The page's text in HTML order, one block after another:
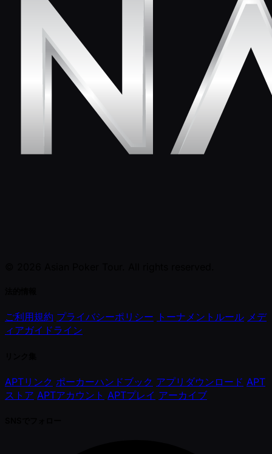
ご利用規約 プライバシーポリシー トーナメントルール メデ
ィアガイドライン
APTリンク ポーカーハンドブック アプリダウンロード APT
ストア APTアカウント APTプレイ アーカイブ